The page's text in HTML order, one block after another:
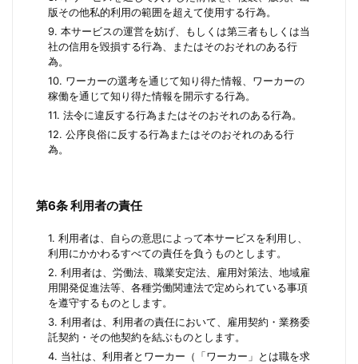
版その他私的利用の範囲を超えて使用する行為。
9. 本サービスの運営を妨げ、もしくは第三者もしくは当
社の信用を毀損する行為、またはそのおそれのある行
為。
10. ワーカーの選考を通じて知り得た情報、ワーカーの
稼働を通じて知り得た情報を開示する行為。
11. 法令に違反する行為またはそのおそれのある行為。
12. 公序良俗に反する行為またはそのおそれのある行
為。
第6条 利用者の責任
1. 利用者は、自らの意思によって本サービスを利用し、
利用にかかわるすべての責任を負うものとします。
2. 利用者は、労働法、職業安定法、雇用対策法、地域雇
用開発促進法等、各種労働関連法で定められている事項
を遵守するものとします。
3. 利用者は、利用者の責任において、雇用契約・業務委
託契約・その他契約を結ぶものとします。
4. 当社は、利用者とワーカー（「ワーカー」とは職を求